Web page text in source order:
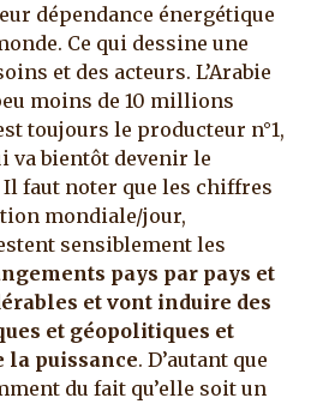
dépendance énergétique
Ce qui dessine une
et des acteurs. L’Arabie
moins de 10 millions
toujours le producteur n°1,
va bientôt devenir le
faut noter que les chiffres
mondiale/jour,
sensiblement les
pays par pays et
et vont induire des
et géopolitiques et
la puissance. D’autant que
du fait qu’elle soit un